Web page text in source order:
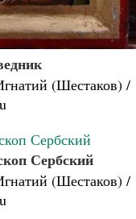
(Шестаков) /
Сербский
(Шестаков) /